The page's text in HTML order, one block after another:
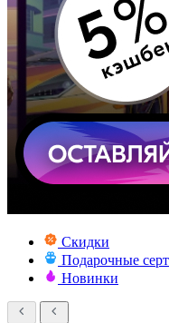
Скидки
Подарочные
Новинки